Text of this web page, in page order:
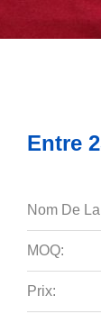
Entre
Nom De
MOQ:
Prix: